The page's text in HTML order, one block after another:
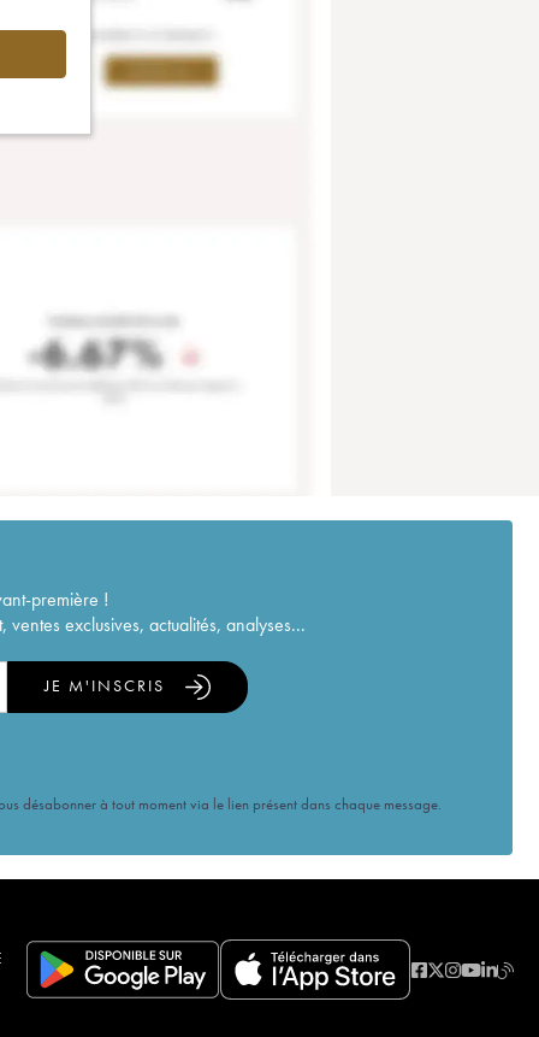
première !
exclusives, actualités, analyses...
JE M'INSCRIS
désabonner à tout moment via le lien présent dans chaque message.